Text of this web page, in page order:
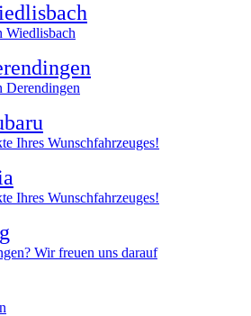
Wiedlisbach
Derendingen
Ihres Wunschfahrzeuges!
Ihres Wunschfahrzeuges!
Wir freuen uns darauf